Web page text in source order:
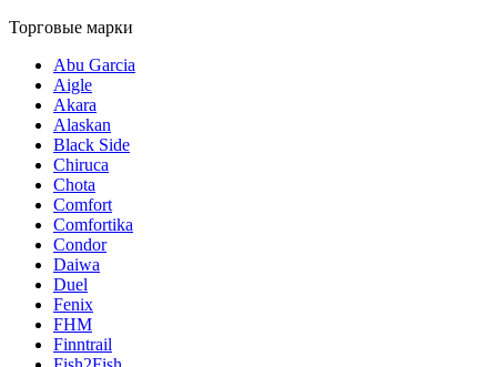
Торговые марки
Abu Garcia
Aigle
Akara
Alaskan
Black Side
Chiruca
Chota
Comfort
Comfortika
Condor
Daiwa
Duel
Fenix
FHM
Finntrail